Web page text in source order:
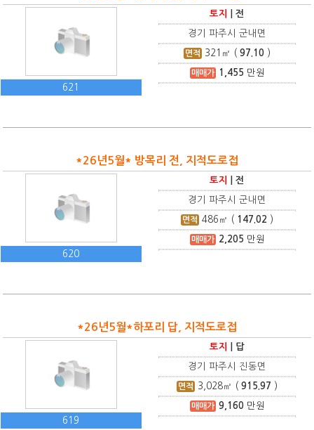
621
토지 |전
경기 파주시 군내면
면적 321 ㎡ (97.10 )
매매가 1,455 만원
*26년5월* 방목리 전, 지적도로접
620
토지 |전
경기 파주시 군내면
면적 486 ㎡ ( 147.02 )
매매가 2,205 만원
*26년5월*하포리 답, 지적도로접
619
토지 답
경기 파주시 진동면
면적 3,028㎡ (915.97 )
매매가 9,160만원